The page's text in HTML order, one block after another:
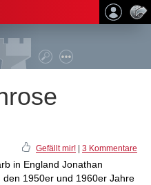
Gefällt mir! 3 Kommentare
in England Jonathan
1950er und 1960er Jahre